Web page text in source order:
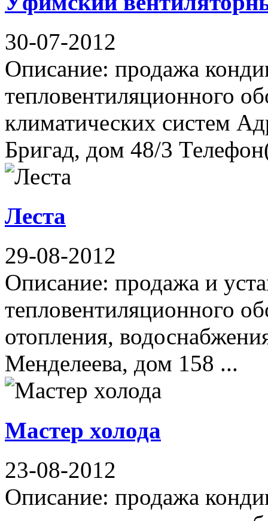
30-07-2012
Описание: продажа
тепловентиляционного
климатических систем
Бригад, дом 48/3
Леста
29-08-2012
Описание: продажа и
тепловентиляционного
отопления,
Менделеева, дом 158 ...
Мастер холода
23-08-2012
Описание: продажа